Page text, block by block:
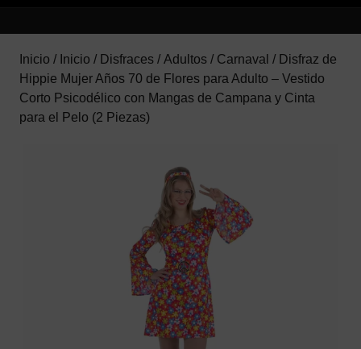
Inicio / Inicio / Disfraces / Adultos / Carnaval / Disfraz de
Hippie Mujer Años 70 de Flores para Adulto – Vestido
Corto Psicodélico con Mangas de Campana y Cinta
para el Pelo (2 Piezas)